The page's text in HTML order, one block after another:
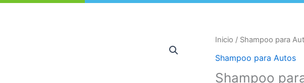
Inicio / Shampoo para
Shampoo para Autos
Shampoo
Shampoo
para
Bidón